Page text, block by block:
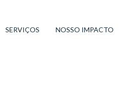
SERVIÇOS NOSSO IMPACTO